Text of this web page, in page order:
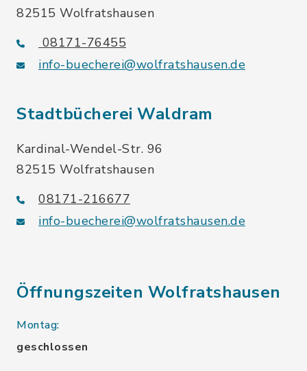
82515 Wolfratshausen
08171-76455
info-buecherei@wolfratshausen.de
Stadtbücherei Waldram
Kardinal-Wendel-Str. 96
82515 Wolfratshausen
08171-216677
info-buecherei@wolfratshausen.de
Öffnungszeiten Wolfratshausen
Montag:
geschlossen